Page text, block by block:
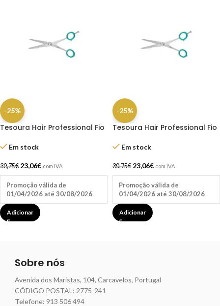
-25%
Tesoura Hair Professional Fio
Em stock
30,75€ 23,06€ com IVA
Promoção válida de
01/04/2026 até 30/08/2026
Adicionar
-25%
Tesoura Hair Professional Fio
Em stock
30,75€ 23,06€ com IVA
Promoção válida de
01/04/2026 até 30/08/2026
Adicionar
Sobre nós
Avenida dos Maristas, 104, Carcavelos, Portugal
CÓDIGO POSTAL: 2775-241
Telefone: 913 506 494